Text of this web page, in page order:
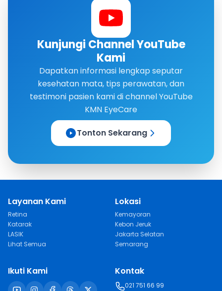
Kunjungi Channel YouTube
Kami
Dapatkan informasi lengkap seputar
kesehatan mata, tips perawatan, dan
testimoni pasien kami di channel YouTube
KMN EyeCare
Tonton Sekarang
Layanan Kami
Retina
Katarak
LASIK
Lihat Semua
Lokasi
Kemayoran
Kebon Jeruk
Jakarta Selatan
Semarang
Ikuti Kami Kontak
021 751 66 99